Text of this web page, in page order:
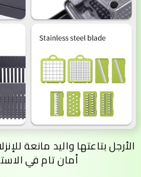
الأرجل بتاعتها واليد مانعة
أمان تام في